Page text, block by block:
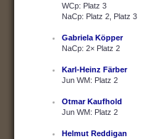
WCp: Platz 3
NaCp: Platz 2, Platz 3
Gabriela Köpper
NaCp: 2× Platz 2
Karl-Heinz Färber
Jun WM: Platz 2
Otmar Kaufhold
Jun WM: Platz 2
Helmut Reddigan